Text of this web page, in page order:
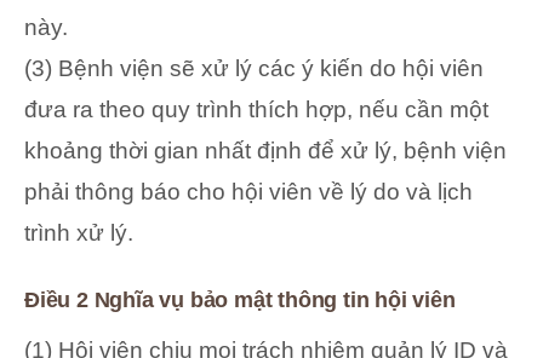
này.
(3) Bệnh viện sẽ xử lý các ý kiến do hội viên
đưa ra theo quy trình thích hợp, nếu cần một
khoảng thời gian nhất định để xử lý, bệnh viện
phải thông báo cho hội viên về lý do và lịch
trình xử lý.
Điều 2 Nghĩa vụ bảo mật thông tin hội viên
(1) Hội viên chịu mọi trách nhiệm quản lý ID và